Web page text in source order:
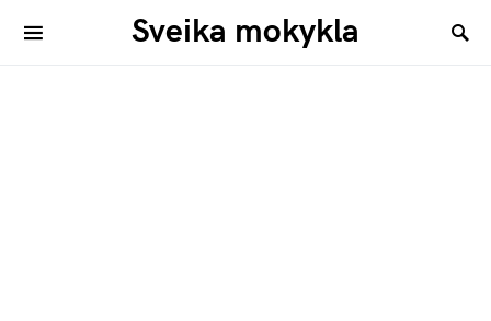
Sveika mokykla